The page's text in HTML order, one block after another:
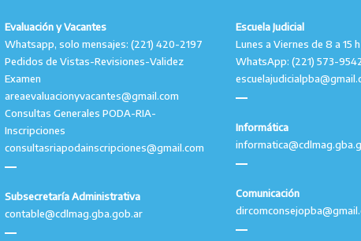
Evaluación y Vacantes
Whatsapp, solo mensajes: (221) 420-2197
Pedidos de Vistas-Revisiones-Validez
Examen
areaevaluacionyvacantes@gmail.com
Consultas Generales PODA-RIA-
Inscripciones
consultasriapodainscripciones@gmail.com
Subsecretaría Administrativa
contable@cdlmag.gba.gob.ar
Escuela Judicial
Lunes a Viernes de 8 a 15 h
WhatsApp: (221) 573-
Informática
Comunicación